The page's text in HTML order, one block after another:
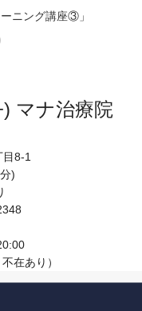
ニング講座③」
マナ治療院
8-1
)
在あり）